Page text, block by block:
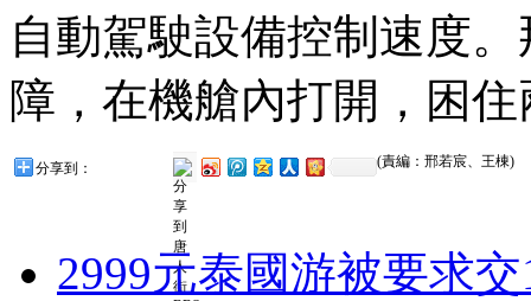
自動駕駛設備控制速度
障，在機艙內打開，困
分享到： (責編：邢若宸、王棟)
2999元泰國游被要求